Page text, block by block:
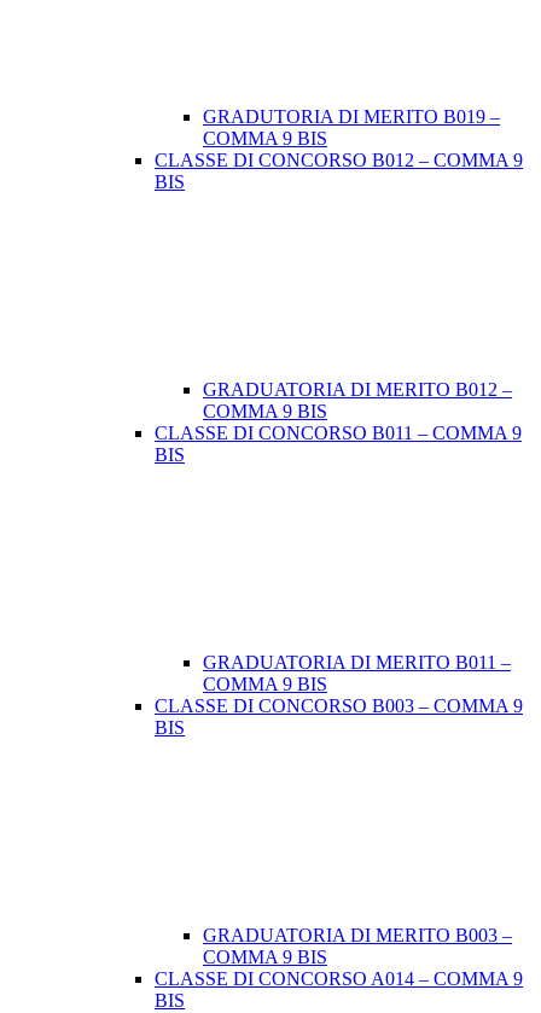
GRADUTORIA DI MERITO B019 –
COMMA 9 BIS
CLASSE DI CONCORSO B012 – COMMA 9
BIS
GRADUATORIA DI MERITO B012 –
COMMA 9 BIS
CLASSE DI CONCORSO B011 – COMMA 9
BIS
GRADUATORIA DI MERITO B011 –
COMMA 9 BIS
CLASSE DI CONCORSO B003 – COMMA 9
BIS
GRADUATORIA DI MERITO B003 –
COMMA 9 BIS
CLASSE DI CONCORSO A014 – COMMA 9
BIS